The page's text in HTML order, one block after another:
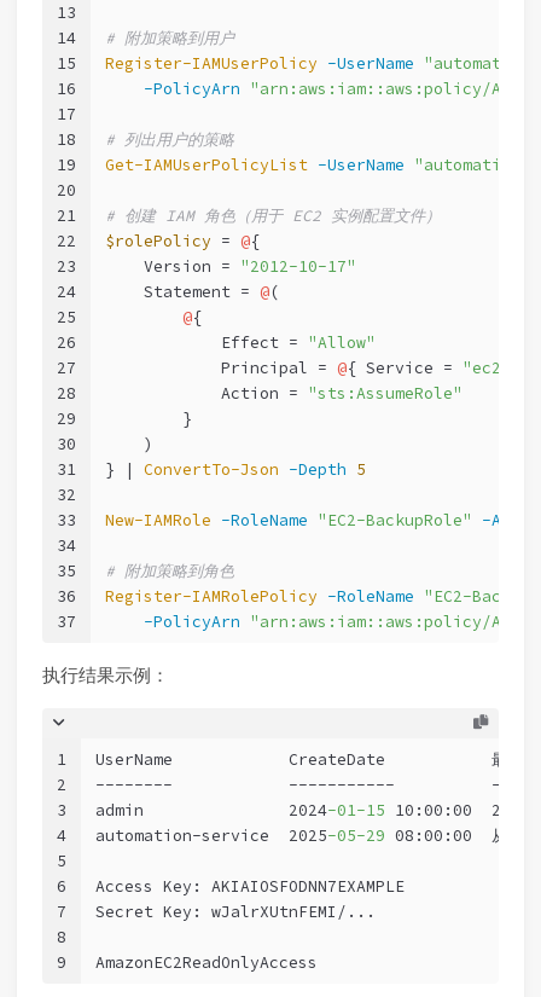
13
14
15
16
17
18
19
20
21
22
23
24
25
26
27
28
29
30
31
32
33
34
35
36
37
# 附加策略到用户
Register-IAMUserPolicy -UserName
-PolicyArn "arn:aws:iam::aws:policy/
# 列出用户的策略
Get-IAMUserPolicyList -UserName "automation-
# 创建 IAM 角色（用于 EC2 实例配置文件）
$rolePolicy = @{
    Version =
"2012-10-17"
    Statement =
@(
@{
            Effect =
"Allow"
            Principal =
@{ Service =
            Action =
"sts:AssumeRole"
        }
    )
} | ConvertTo-Json -Depth 5
New-IAMRole -RoleName "EC2-BackupRole" -
# 附加策略到角色
Register-IAMRolePolicy -RoleName "EC2-
-PolicyArn "arn:aws:iam::aws:policy/
执行结果示例：
1
2
3
4
5
6
7
8
9
UserName            CreateDate           最后活
--------            -----------
admin               2024-01-15 10:00:00  2025
automation-service  2025-05-29 08:00:00  从未
Access Key: AKIAIOSFODNN7EXAMPLE
Secret Key: wJalrXUtnFEMI/...
AmazonEC2ReadOnlyAccess